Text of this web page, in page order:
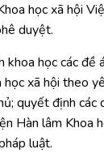
học xã hội
duyệt.
khoa học các đề
xã hội theo
quyết định các
Hàn lâm Khoa
luật.